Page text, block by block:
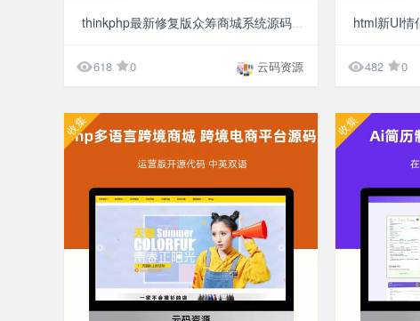
618 0 云码资源 482 0
收集 收集